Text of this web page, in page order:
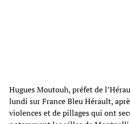
Hugues Moutouh, préfet de
lundi sur France Bleu Hérault,
violences et de pillages qui ont